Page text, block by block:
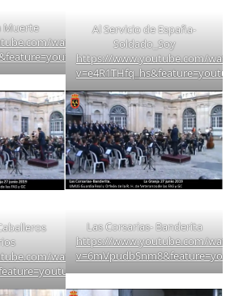
Muerte
watch?
Al Servicio de España-
Soldado_Soy
https://www.youtube.com/watch?
v=e4R1THfq_hs&feature=youtu.be
watch?
Las Corsarias- Banderita
https://www.youtube.com/watch?